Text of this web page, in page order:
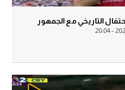
التاريخي مع الجمهور